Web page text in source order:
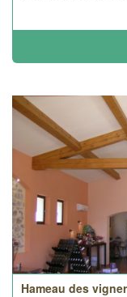
Hameau des